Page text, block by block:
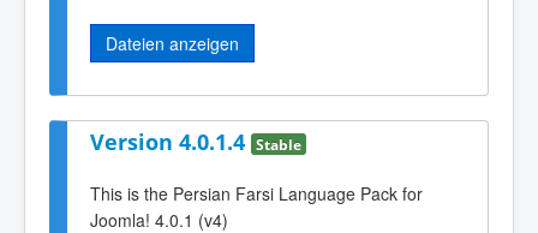
Dateien anzeigen
Version 4.0.1.4 Stable
This is the Persian Farsi Language Pack for
Joomla! 4.0.1 (v4)